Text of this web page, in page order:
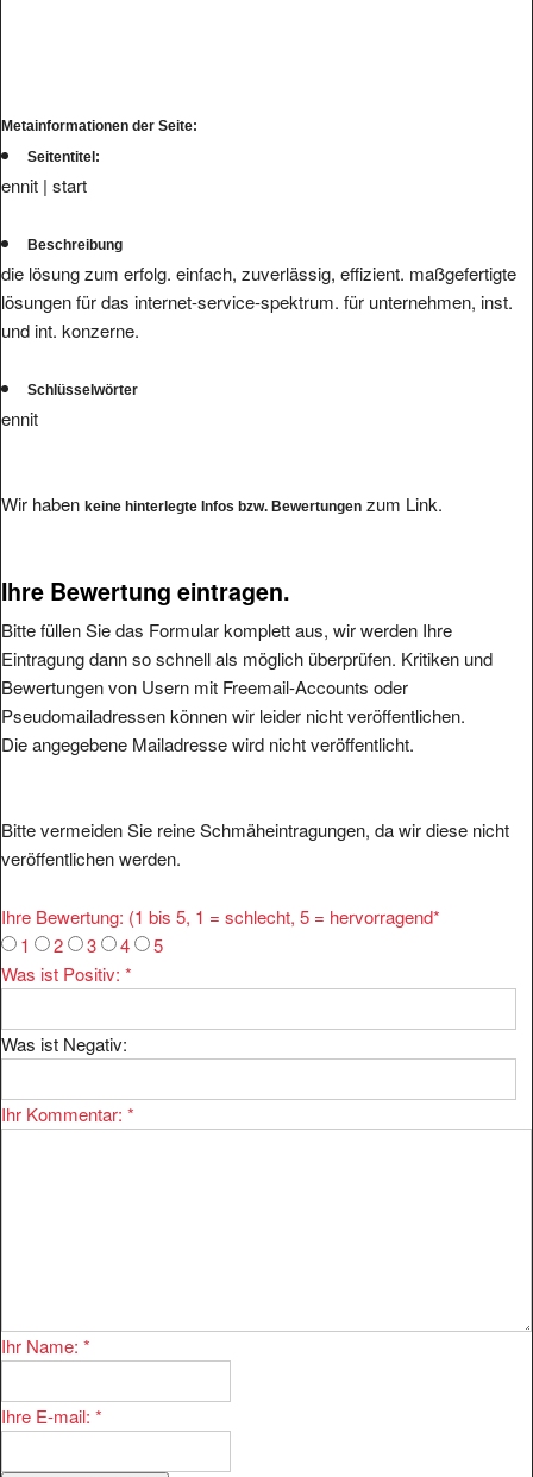
Metainformationen der Seite:
Seitentitel:
ennit | start
Beschreibung
die lösung zum erfolg. einfach, zuverlässig, effizient. maßgefertigte
lösungen für das internet-service-spektrum. für unternehmen, inst.
und int. konzerne.
Schlüsselwörter
ennit
Wir haben keine hinterlegte Infos bzw. Bewertungen zum Link.
Ihre Bewertung eintragen.
Bitte füllen Sie das Formular komplett aus, wir werden Ihre
Eintragung dann so schnell als möglich überprüfen. Kritiken und
Bewertungen von Usern mit Freemail-Accounts oder
Pseudomailadressen können wir leider nicht veröffentlichen.
Die angegebene Mailadresse wird nicht veröffentlicht.
Bitte vermeiden Sie reine Schmäheintragungen, da wir diese nicht
veröffentlichen werden.
Ihre Bewertung: (1 bis 5, 1 = schlecht, 5 = hervorragend*
1
2 3 4
5
Was ist Positiv: *
Was ist Negativ:
Ihr Kommentar: *
Ihr Name: *
Ihre E-mail: *